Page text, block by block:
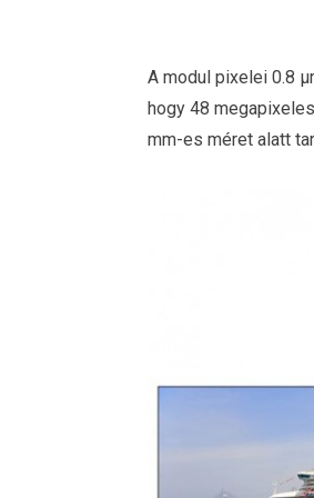
A modul pixelei 0.8
hogy 48
mm-es méret alatt